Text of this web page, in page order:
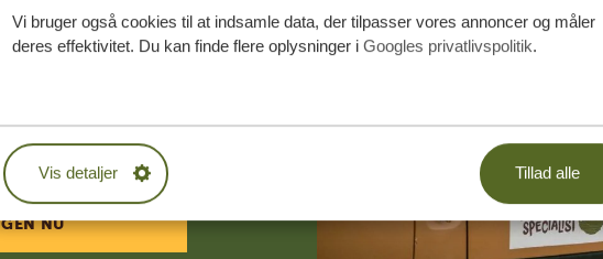
Vi bruger også cookies til at indsamle data, der tilpasser vores annoncer og måler
deres effektivitet. Du kan finde flere oplysninger i Googles privatlivspolitik.
Vis detaljer Tillad alle
TILBUD
– START
NU